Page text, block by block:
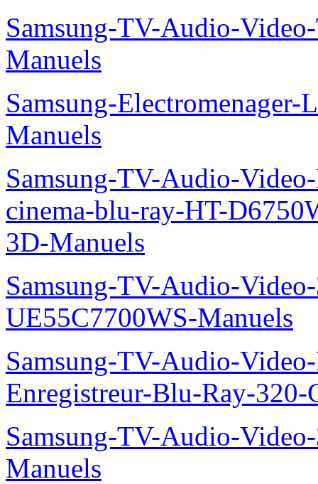
Samsung-TV-Audio-
Manuels
Samsung-
Manuels
Samsung-TV-Audio-
cinema-blu-ray-HT-
3D-Manuels
Samsung-TV-Audio-
UE55C7700WS-Manuels
Samsung-TV-Audio-
Enregistreur-Blu-Ray-
Samsung-TV-Audio-
Manuels